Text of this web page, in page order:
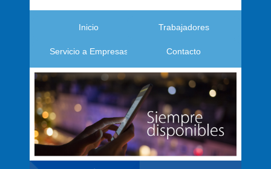
Inicio Trabajadores
Servicio a Empresas Contacto